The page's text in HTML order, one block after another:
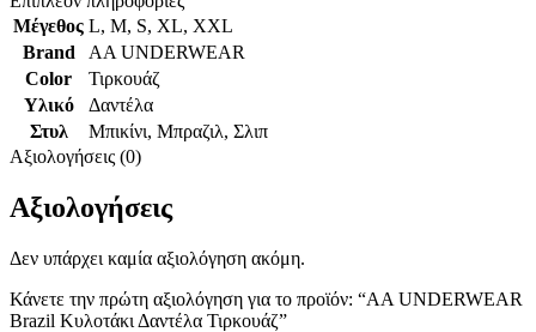
Μέγεθος L, M, S, XL, XXL
Brand
AA UNDERWEAR
Color
Τιρκουάζ
Υλικό
Δαντέλα
Στυλ
Μπικίνι, Μπραζιλ, Σλιπ
Αξιολογήσεις (0)
Αξιολογήσεις
Δεν υπάρχει καμία αξιολόγηση ακόμη.
Κάνετε την πρώτη αξιολόγηση για το προϊόν: “AA UNDERWEAR
Brazil Κυλοτάκι Δαντέλα Τιρκουάζ”